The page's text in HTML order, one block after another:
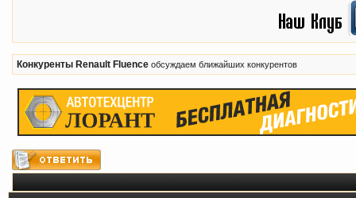
Конкуренты Renault Fluence обсуждаем ближайших конкурентов